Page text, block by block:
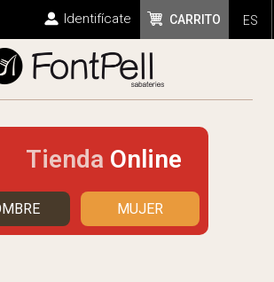
ES
CARRITO
Identifícate
Tienda Online
MUJER